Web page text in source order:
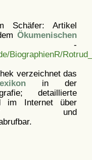
Schäfer: Artikel
Ökumenischen
BiographienR/
verzeichnet das
in der
detaillierte
im Internet über
und